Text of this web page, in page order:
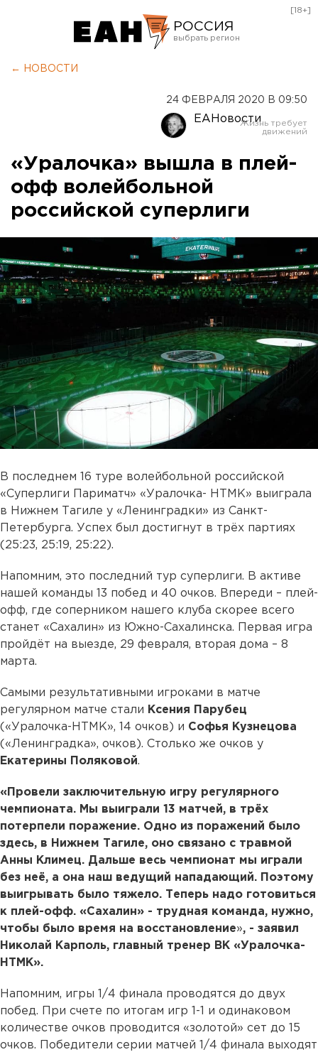
РОССИЯ
Оренбург
[18+]
← НОВОСТИ
24 ФЕВРАЛЯ 2020 В 09:50
ЕАНовости
«Уралочка» вышла в плей-
офф волейбольной
российской суперлиги
В последнем 16 туре волейбольной российской
«Суперлиги Париматч» «Уралочка- НТМК» выиграла
в Нижнем Тагиле у «Ленинградки» из Санкт-
Петербурга. Успех был достигнут в трёх партиях
(25:23, 25:19, 25:22).
Напомним, это последний тур суперлиги. В активе
нашей команды 13 побед и 40 очков. Впереди – плей-
офф, где соперником нашего клуба скорее всего
станет «Сахалин» из Южно-Сахалинска. Первая игра
пройдёт на выезде, 29 февраля, вторая дома – 8
марта.
Самыми результативными игроками в матче
регулярном матче стали Ксения Парубец
(«Уралочка-НТМК», 14 очков) и Софья Кузнецова
(«Ленинградка», очков). Столько же очков у
Екатерины Поляковой.
«Провели заключительную игру регулярного
чемпионата. Мы выиграли 13 матчей, в трёх
потерпели поражение. Одно из поражений было
здесь, в Нижнем Тагиле, оно связано с травмой
Анны Климец. Дальше весь чемпионат мы играли
без неё, а она наш ведущий нападающий. Поэтому
выигрывать было тяжело. Теперь надо готовиться
к плей-офф. «Сахалин» - трудная команда, нужно,
чтобы было время на восстановление», - заявил
Николай Карполь, главный тренер ВК «Уралочка-
НТМК».
Напомним, игры 1/4 финала проводятся до двух
побед. При счете по итогам игр 1-1 и одинаковом
количестве очков проводится «золотой» сет до 15
очков. Победители серии матчей 1/4 финала выходят